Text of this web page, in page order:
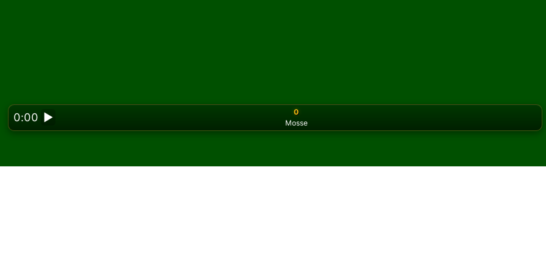
0:00 ▶
0
Mosse